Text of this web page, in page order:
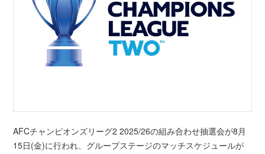
AFCチャンピオンズリーグ2 2025/26の組み合わせ抽選会が8月
15日(金)に行われ、グループステージのマッチスケジュールが